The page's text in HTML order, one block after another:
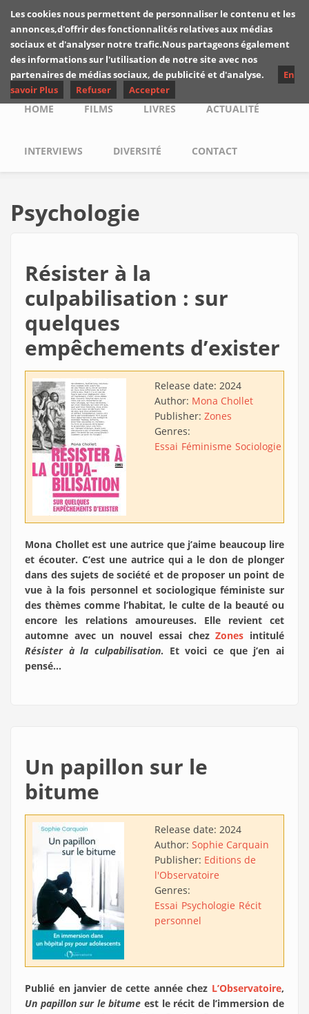
Skip to main content
Les critiques de
Yuyine
Main menu
HOME FILMS LIVRES ACTUALITÉ
INTERVIEWS DIVERSITÉ CONTACT
Psychologie
Résister à la
culpabilisation : sur
quelques
empêchements d’exister
Release date: 2024
Author: Mona Chollet
Publisher: Zones
Genres:
Essai Féminisme Sociologie
Mona Chollet est une autrice que j’aime beaucoup lire
et écouter. C’est une autrice qui a le don de plonger
dans des sujets de société et de proposer un point de
vue à la fois personnel et sociologique féministe sur
des thèmes comme l’habitat, le culte de la beauté ou
encore les relations amoureuses. Elle revient cet
automne avec un nouvel essai chezZones intitulé
Résister à la culpabilisation. Et voici ce que j’en ai
pensé...
Un papillon sur le
bitume
Release date: 2024
Author: Sophie Carquain
Publisher: Editions de
l'Observatoire
Genres:
Essai Psychologie Récit
personnel
Publié en janvier de cette année chez L’Observatoire,
Un papillon sur le bitume est le récit de l’immersion de
Les cookies nous permettent de personnaliser le contenu et les
annonces,d'offrir des fonctionnalités relatives aux médias
sociaux et d'analyser notre trafic.Nous partageons également
des informations sur l'utilisation de notre site avec nos
partenaires de médias sociaux, de publicité et d'analyse.
En
savoir Plus
Refuser Accepter